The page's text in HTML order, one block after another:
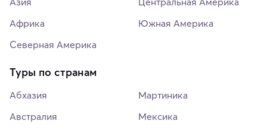
Африка
Северная Америка
Южная Америка
Туры по странам
Абхазия
Австралия
Мартиника
Мексика